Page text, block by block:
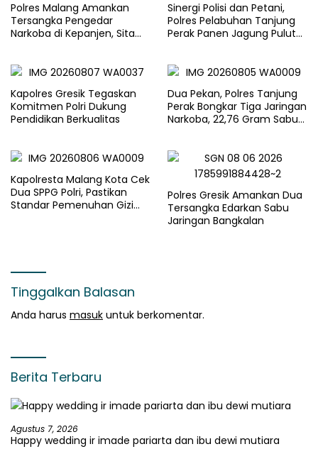
Polres Malang Amankan
Tersangka Pengedar
Narkoba di Kepanjen, Sita
Sinergi Polisi dan Petani,
Polres Pelabuhan Tanjung
Perak Panen Jagung Pulut
Kapolres Gresik Tegaskan
Komitmen Polri Dukung
Pendidikan Berkualitas
Dua Pekan, Polres Tanjung
Perak Bongkar Tiga Jaringan
Narkoba, 22,76 Gram Sabu
Kapolresta Malang Kota Cek
Dua SPPG Polri, Pastikan
Standar Pemenuhan Gizi
Polres Gresik Amankan Dua
Tersangka Edarkan Sabu
Jaringan Bangkalan
Tinggalkan Balasan
Anda harus masuk untuk berkomentar.
Berita Terbaru
Agustus 7, 2026
Happy wedding ir imade pariarta dan ibu dewi mutiara